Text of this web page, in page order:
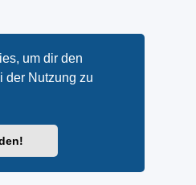
um dir den
der Nutzung zu